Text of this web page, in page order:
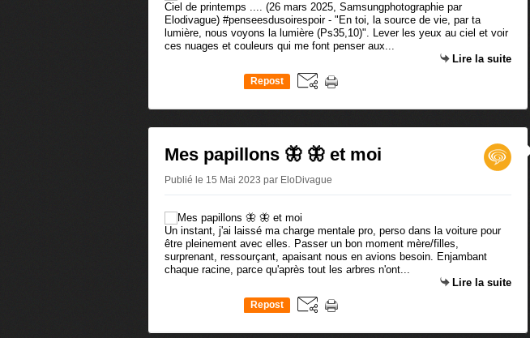
Ciel de printemps .... (26 mars 2025, Samsungphotographie par
Elodivague) #penseesdusoirespoir - "En toi, la source de vie, par ta
lumière, nous voyons la lumière (Ps35,10)". Lever les yeux au ciel et voir
ces nuages et couleurs qui me font penser aux...
Lire la suite
Repost
Mes papillons 🦋 🦋 et moi
Publié le 15 Mai 2023 par EloDivague
Un instant, j'ai laissé ma charge mentale pro, perso dans la voiture pour
être pleinement avec elles. Passer un bon moment mère/filles,
surprenant, ressourçant, apaisant nous en avions besoin. Enjambant
chaque racine, parce qu'après tout les arbres n'ont...
Lire la suite
Repost